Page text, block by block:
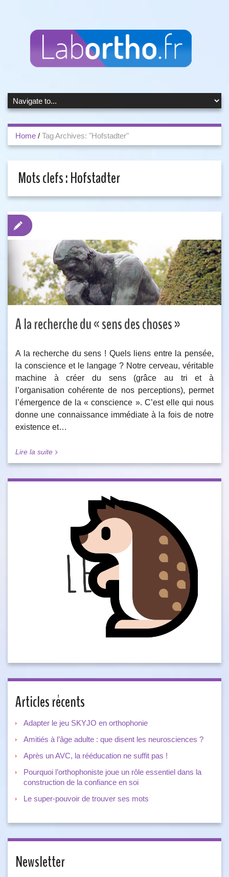
Home / Tag Archives: "Hofstadter"
Mots clefs :Hofstadter
A la recherche du « sens des choses »
A la recherche du sens ! Quels liens entre la pensée,
la conscience et le langage ? Notre cerveau, véritable
machine à créer du sens (grâce au tri et à
l’organisation cohérente de nos perceptions), permet
l’émergence de la « conscience ». C’est elle qui nous
donne une connaissance immédiate à la fois de notre
existence et…
Lire la suite
Articles récents
Adapter le jeu SKYJO en orthophonie
Amitiés à l’âge adulte : que disent les neurosciences ?
Après un AVC, la rééducation ne suffit pas !
Pourquoi l’orthophoniste joue un rôle essentiel dans la
construction de la confiance en soi
Le super-pouvoir de trouver ses mots
Newsletter